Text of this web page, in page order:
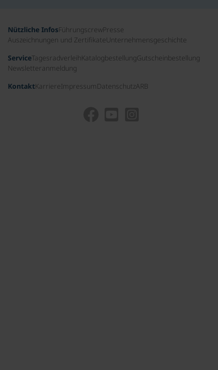
Nützliche InfosFührungscrewPresse
Auszeichnungen und ZertifikateUnternehmensgeschichte
ServiceTagesradverleihKatalogbestellungGutscheinbestellung
Newsletteranmeldung
KontaktKarriereImpressum DatenschutzARB